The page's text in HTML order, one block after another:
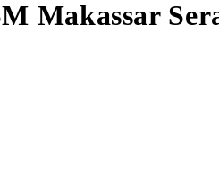
Makassar